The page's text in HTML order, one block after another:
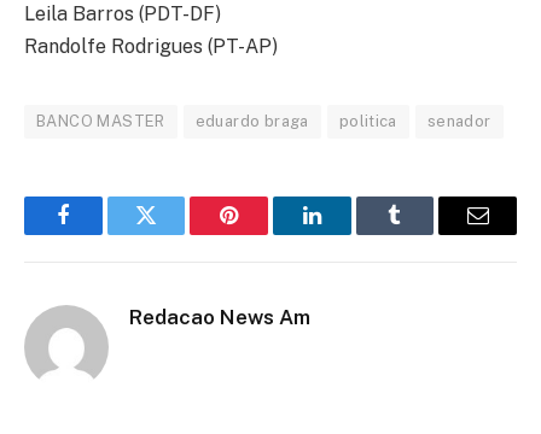
Leila Barros (PDT-DF)
Randolfe Rodrigues (PT-AP)
BANCO MASTER eduardo braga politica senador
FacebookTwitter Pinterest LinkedInTumblr Email
Redacao News Am